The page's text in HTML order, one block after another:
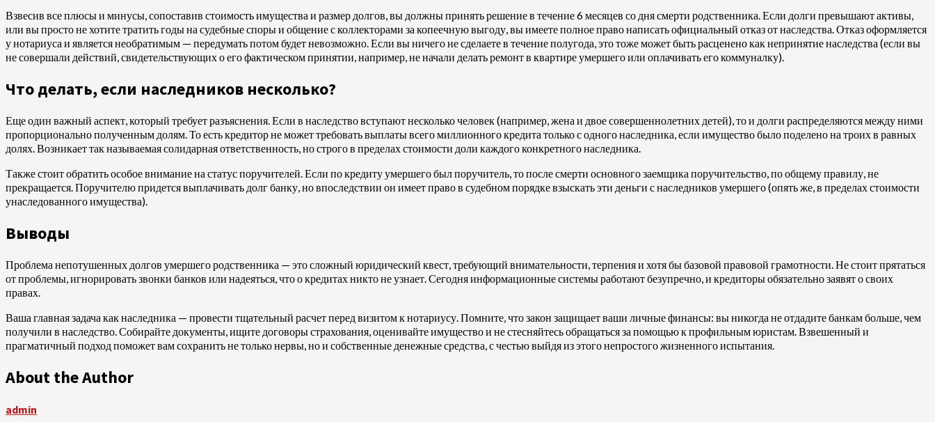
Взвесив все плюсы и минусы, сопоставив стоимость имущества и размер долгов, вы должны принять решение в течение 6 месяцев со дня смерти родственника. Если долги превышают активы,
или вы просто не хотите тратить годы на судебные споры и общение с коллекторами за копеечную выгоду, вы имеете полное право написать официальный отказ от наследства. Отказ оформляется
у нотариуса и является необратимым — передумать потом будет невозможно. Если вы ничего не сделаете в течение полугода, это тоже может быть расценено как непринятие наследства (если вы
не совершали действий, свидетельствующих о его фактическом принятии, например, не начали делать ремонт в квартире умершего или оплачивать его коммуналку).
Что делать, если наследников несколько?
Еще один важный аспект, который требует разъяснения. Если в наследство вступают несколько человек (например, жена и двое совершеннолетних детей), то и долги распределяются между ними
пропорционально полученным долям. То есть кредитор не может требовать выплаты всего миллионного кредита только с одного наследника, если имущество было поделено на троих в равных
долях. Возникает так называемая солидарная ответственность, но строго в пределах стоимости доли каждого конкретного наследника.
Также стоит обратить особое внимание на статус поручителей. Если по кредиту умершего был поручитель, то после смерти основного заемщика поручительство, по общему правилу, не
прекращается. Поручителю придется выплачивать долг банку, но впоследствии он имеет право в судебном порядке взыскать эти деньги с наследников умершего (опять же, в пределах стоимости
унаследованного имущества).
Выводы
Проблема непотушенных долгов умершего родственника — это сложный юридический квест, требующий внимательности, терпения и хотя бы базовой правовой грамотности. Не стоит прятаться
от проблемы, игнорировать звонки банков или надеяться, что о кредитах никто не узнает. Сегодня информационные системы работают безупречно, и кредиторы обязательно заявят о своих
правах.
Ваша главная задача как наследника — провести тщательный расчет перед визитом к нотариусу. Помните, что закон защищает ваши личные финансы: вы никогда не отдадите банкам больше, чем
получили в наследство. Собирайте документы, ищите договоры страхования, оценивайте имущество и не стесняйтесь обращаться за помощью к профильным юристам. Взвешенный и
прагматичный подход поможет вам сохранить не только нервы, но и собственные денежные средства, с честью выйдя из этого непростого жизненного испытания.
About the Author
admin